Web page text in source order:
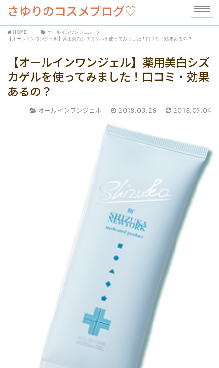
さゆりのコスメブログ♡
HOME
オールインワンジェル
【オールインワンジェル】薬用美白シズカゲルを使ってみました！口コミ・効果あるの？
【オールインワンジェル】薬用美白シズ
カゲルを使ってみました！口コミ・効果
あるの？
オールインワンジェル 2018.03.26 2018.05.04